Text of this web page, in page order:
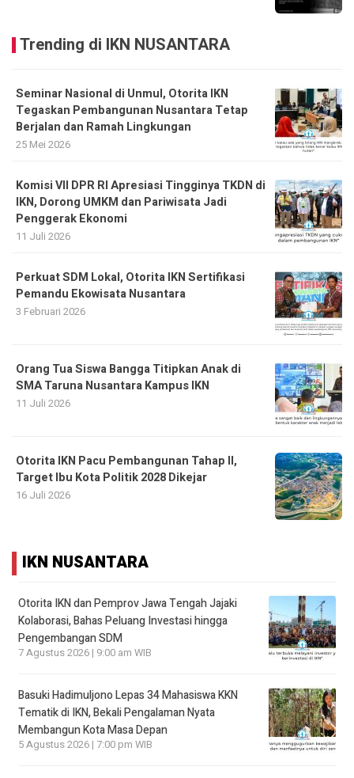
Trending di IKN NUSANTARA
Seminar Nasional di Unmul, Otorita IKN
Tegaskan Pembangunan Nusantara Tetap
Berjalan dan Ramah Lingkungan
25 Mei 2026
Komisi VII DPR RI Apresiasi Tingginya TKDN di
IKN, Dorong UMKM dan Pariwisata Jadi
Penggerak Ekonomi
11 Juli 2026
Perkuat SDM Lokal, Otorita IKN Sertifikasi
Pemandu Ekowisata Nusantara
3 Februari 2026
Orang Tua Siswa Bangga Titipkan Anak di
SMA Taruna Nusantara Kampus IKN
11 Juli 2026
Otorita IKN Pacu Pembangunan Tahap II,
Target Ibu Kota Politik 2028 Dikejar
16 Juli 2026
IKN NUSANTARA
Otorita IKN dan Pemprov Jawa Tengah Jajaki
Kolaborasi, Bahas Peluang Investasi hingga
Pengembangan SDM
7 Agustus 2026 | 9:00 am WIB
Basuki Hadimuljono Lepas 34 Mahasiswa KKN
Tematik di IKN, Bekali Pengalaman Nyata
Membangun Kota Masa Depan
5 Agustus 2026 | 7:00 pm WIB